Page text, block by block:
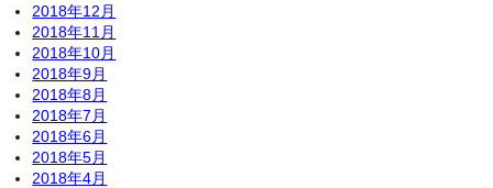
2018年12月
2018年11月
2018年10月
2018年9月
2018年8月
2018年7月
2018年6月
2018年5月
2018年4月